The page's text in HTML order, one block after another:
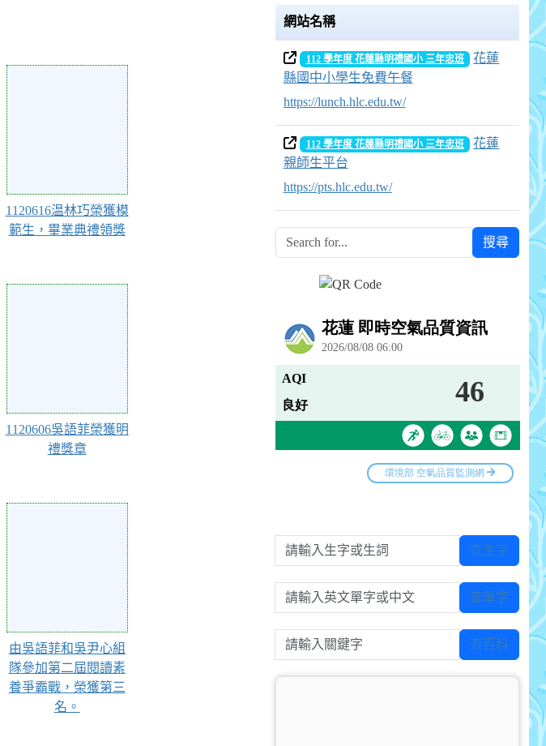
1120616温林巧榮獲模
範生，畢業典禮領獎
1120606吳語菲榮獲明
禮獎章
由吳語菲和吳尹心組
隊參加第二屆閱讀素
養爭霸戰，榮獲第三
名。
網站名稱
112 學年度 花蓮縣明禮國小 三年忠班
花蓮
縣國中小學生免費午餐
https://lunch.hlc.edu.tw/
112 學年度 花蓮縣明禮國小 三年忠班
花蓮
親師生平台
https://pts.hlc.edu.tw/
搜尋
請輸入生字或生詞 查生字
請輸入英文單字或中文 查單字
請輸入關鍵字 查百科